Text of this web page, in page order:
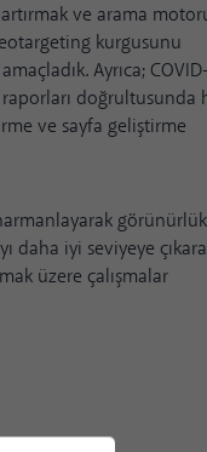
ve arama
kurgusunu
Ayrıca;
doğrultusunda
ve sayfa geliştirme
görünürlük
daha iyi seviyeye
üzere çalışmalar